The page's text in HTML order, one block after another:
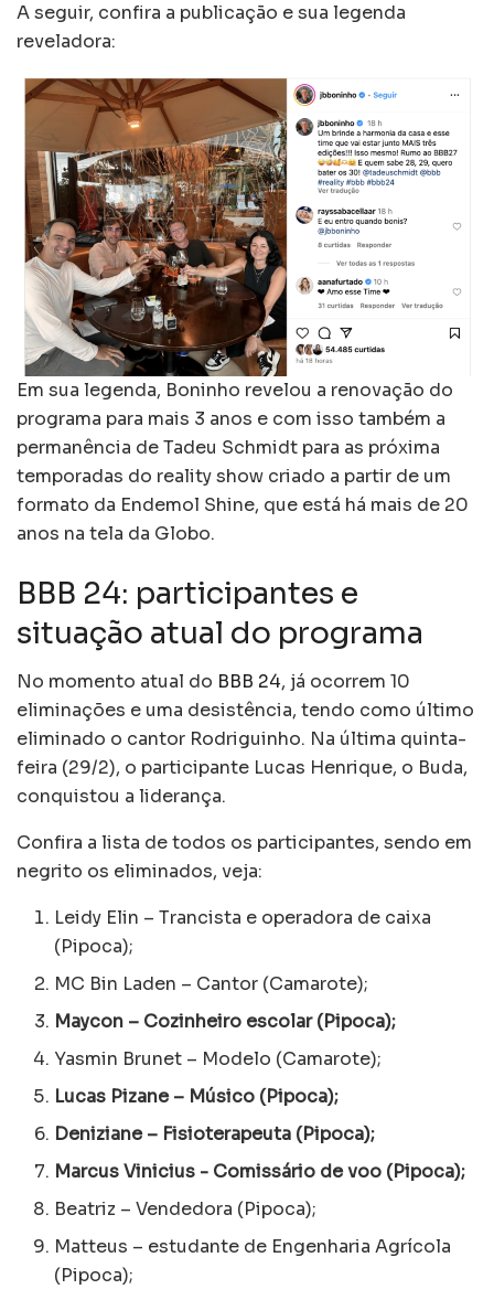
A seguir, confira a publicação e sua legenda
reveladora:
Em sua legenda, Boninho revelou a renovação do
programa para mais 3 anos e com isso também a
permanência de Tadeu Schmidt para as próxima
temporadas do reality show criado a partir de um
formato da Endemol Shine, que está há mais de 20
anos na tela da Globo.
BBB 24: participantes e
situação atual do programa
No momento atual do BBB 24, já ocorrem 10
eliminações e uma desistência, tendo como último
eliminado o cantor Rodriguinho. Na última quinta-
feira (29/2), o participante Lucas Henrique, o Buda,
conquistou a liderança.
Confira a lista de todos os participantes, sendo em
negrito os eliminados, veja:
Leidy Elin – Trancista e operadora de caixa
(Pipoca);
MC Bin Laden – Cantor (Camarote);
Maycon – Cozinheiro escolar (Pipoca);
Yasmin Brunet – Modelo (Camarote);
Lucas Pizane – Músico (Pipoca);
Deniziane – Fisioterapeuta (Pipoca);
Marcus Vinicius - Comissário de voo (Pipoca);
Beatriz – Vendedora (Pipoca);
Matteus – estudante de Engenharia Agrícola
(Pipoca);